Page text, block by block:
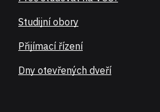
Studijní obory
Přijímací řízení
Dny otevřených dveří